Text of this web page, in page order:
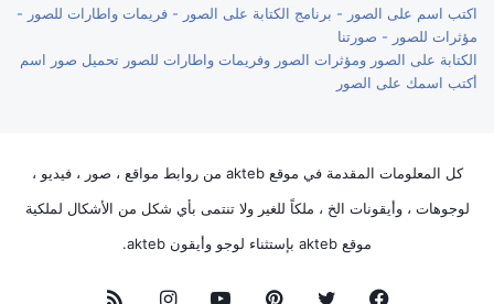
اكتب اسم على الصور - برنامج الكتابة على الصور - فريمات واطارات للصور -
مؤثرات للصور - صورتنا
الكتابة على الصور ومؤثرات الصور وفريمات واطارات للصور تحميل صور اسم
أكتب اسمك على الصور
كل المعلومات المقدمة في موقع akteb من روابط مواقع ، صور ، فيديو ،
لوجوهات ، وأيقونات الخ ، ملكاً للغير ولا تنتمى بأي شكل من الأشكال لملكية
موقع akteb بإستثناء لوجو وأيقون akteb.
فيسبوك تويتر بينتيريستيوتيوبانستقرامملخص